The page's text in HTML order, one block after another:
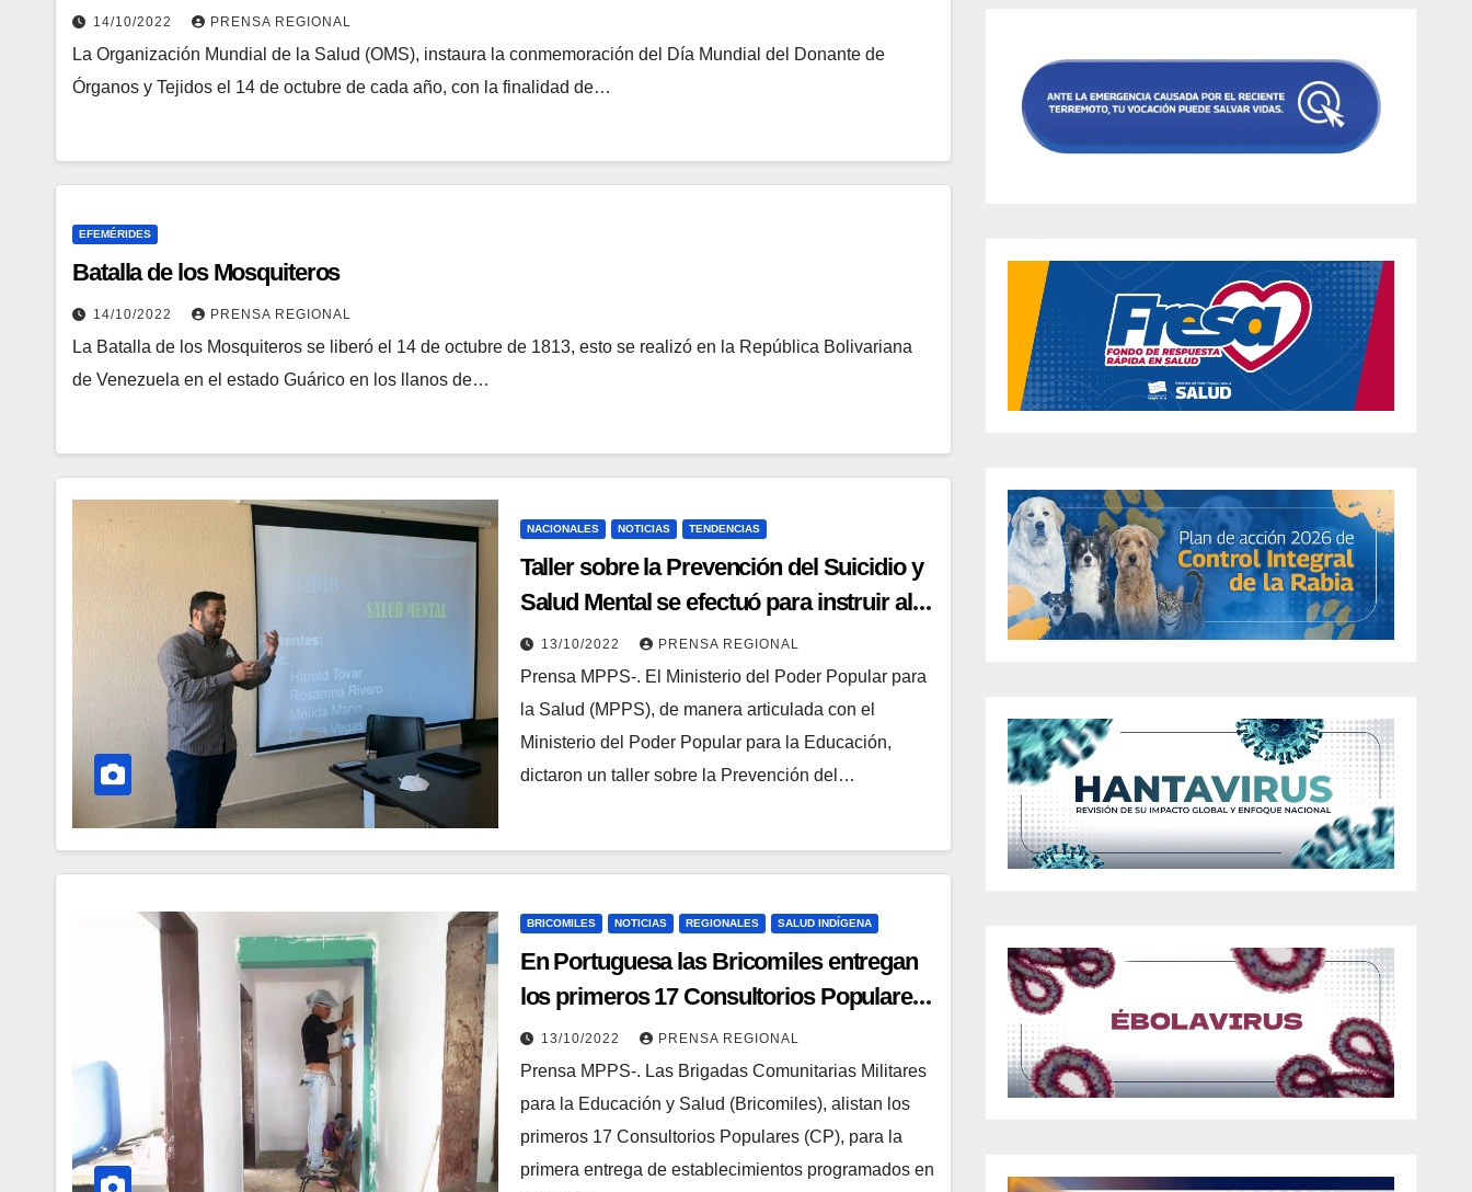
14/10/2022 PRENSA REGIONAL
La Organización Mundial de la Salud (OMS), instaura la conmemoración del Día Mundial del Donante de
Órganos y Tejidos el 14 de octubre de cada año, con la finalidad de…
EFEMÉRIDES
Batalla de los Mosquiteros
14/10/2022 PRENSA REGIONAL
La Batalla de los Mosquiteros se liberó el 14 de octubre de 1813, esto se realizó en la República Bolivariana
de Venezuela en el estado Guárico en los llanos de…
NACIONALES NOTICIAS TENDENCIAS
Taller sobre la Prevención del Suicidio y
Salud Mental se efectuó para instruir al
público en general
13/10/2022 PRENSA REGIONAL
Prensa MPPS-. El Ministerio del Poder Popular para
la Salud (MPPS), de manera articulada con el
Ministerio del Poder Popular para la Educación,
dictaron un taller sobre la Prevención del…
BRICOMILES NOTICIAS REGIONALES SALUD INDÍGENA
En Portuguesa las Bricomiles entregan
los primeros 17 Consultorios Populares
rehabilitados
13/10/2022 PRENSA REGIONAL
Prensa MPPS-. Las Brigadas Comunitarias Militares
para la Educación y Salud (Bricomiles), alistan los
primeros 17 Consultorios Populares (CP), para la
primera entrega de establecimientos programados en